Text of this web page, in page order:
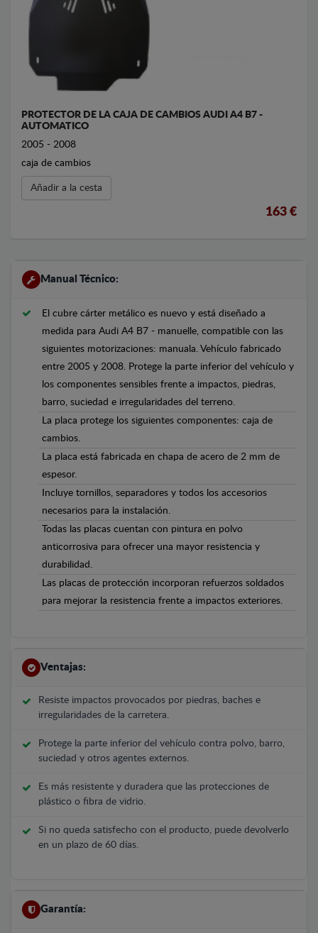
PROTECTOR DE LA CAJA DE CAMBIOS AUDI A4 B7 -
AUTOMATICO
2005 - 2008
caja de cambios
Añadir a la cesta
163 €
Manual Técnico:
El cubre cárter metálico es nuevo y está diseñado a
medida para Audi A4 B7 - manuelle, compatible con las
siguientes motorizaciones: manuala. Vehículo fabricado
entre 2005 y 2008. Protege la parte inferior del vehículo y
los componentes sensibles frente a impactos, piedras,
barro, suciedad e irregularidades del terreno.
La placa protege los siguientes componentes: caja de
cambios.
La placa está fabricada en chapa de acero de 2 mm de
espesor.
Incluye tornillos, separadores y todos los accesorios
necesarios para la instalación.
Todas las placas cuentan con pintura en polvo
anticorrosiva para ofrecer una mayor resistencia y
durabilidad.
Las placas de protección incorporan refuerzos soldados
para mejorar la resistencia frente a impactos exteriores.
Ventajas:
Resiste impactos provocados por piedras, baches e
irregularidades de la carretera.
Protege la parte inferior del vehículo contra polvo, barro,
suciedad y otros agentes externos.
Es más resistente y duradera que las protecciones de
plástico o fibra de vidrio.
Si no queda satisfecho con el producto, puede devolverlo
en un plazo de 60 días.
Garantía: